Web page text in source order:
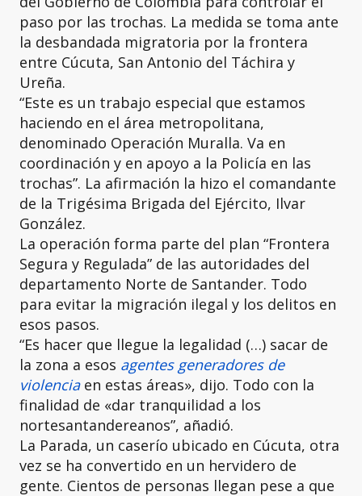
paso por las trochas. La medida se toma ante
la desbandada migratoria por la frontera
entre Cúcuta, San Antonio del Táchira y
Ureña.
“Este es un trabajo especial que estamos
haciendo en el área metropolitana,
denominado Operación Muralla. Va en
coordinación y en apoyo a la Policía en las
trochas”. La afirmación la hizo el comandante
de la Trigésima Brigada del Ejército, Ilvar
González.
La operación forma parte del plan “Frontera
Segura y Regulada” de las autoridades del
departamento Norte de Santander. Todo
para evitar la migración ilegal y los delitos en
esos pasos.
“Es hacer que llegue la legalidad (…) sacar de
la zona a esos agentes generadores de
violenciaen estas áreas», dijo. Todo con la
finalidad de «dar tranquilidad a los
nortesantandereanos”, añadió.
La Parada, un caserío ubicado en Cúcuta, otra
vez se ha convertido en un hervidero de
gente. Cientos de personas llegan pese a que